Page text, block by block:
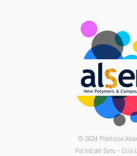
© 2024 Plásticos
Pol.Ind.del Soto –